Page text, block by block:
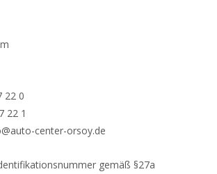
22 0
22 1
center-orsoy.de
gemäß §27a